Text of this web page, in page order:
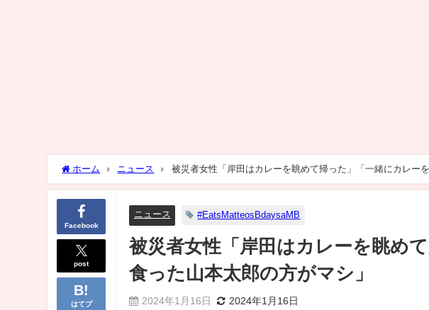
ホーム ニュース 被災者女性「岸田はカレーを眺めて帰った」「一緒にカレー
Facebook
post
はてブ
ニュース #EatsMatteosBdaysaMB
被災者女性「岸田はカレーを眺め
食った山本太郎の方がマシ」
2024年1月16日 2024年1月16日